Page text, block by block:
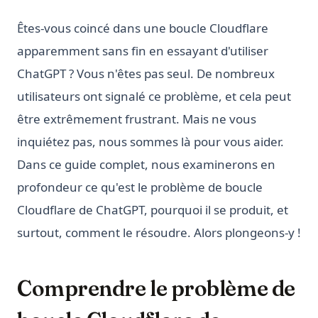
Êtes-vous coincé dans une boucle Cloudflare
apparemment sans fin en essayant d'utiliser
ChatGPT ? Vous n'êtes pas seul. De nombreux
utilisateurs ont signalé ce problème, et cela peut
être extrêmement frustrant. Mais ne vous
inquiétez pas, nous sommes là pour vous aider.
Dans ce guide complet, nous examinerons en
profondeur ce qu'est le problème de boucle
Cloudflare de ChatGPT, pourquoi il se produit, et
surtout, comment le résoudre. Alors plongeons-y !
Comprendre le problème de